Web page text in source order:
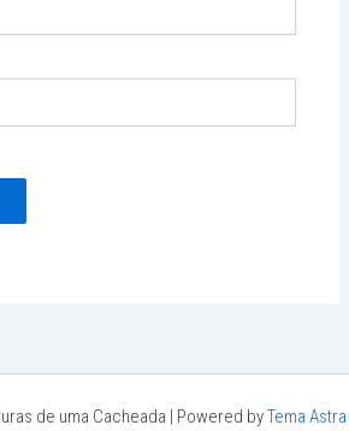
de uma Cacheada | Powered byTema Astra